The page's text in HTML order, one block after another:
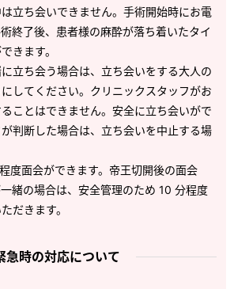
立ち会いできません。手術開始時にお電
終了後、患者様の麻酔が落ち着いたタイ
きます。
に立ち会う場合は、立ち会いをする大人の
してください。クリニックスタッフがお
ことはできません。安全に立ち会いがで
判断した場合は、立ち会いを中止する場
度面会ができます。帝王切開後の面会
緒の場合は、安全管理のため 10 分程度
だきます。
急時の対応について